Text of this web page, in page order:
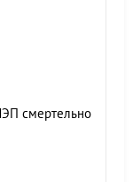
смертельно